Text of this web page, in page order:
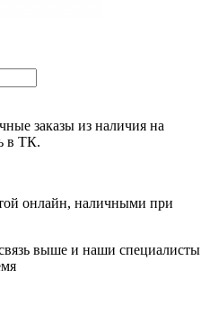
заказы из наличия на
в ТК.
онлайн, наличными при
выше и наши специалисты